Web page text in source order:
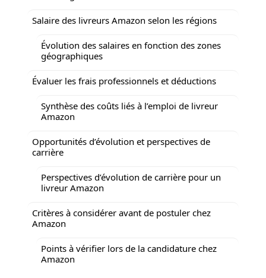
Salaire des livreurs Amazon selon les régions
Évolution des salaires en fonction des zones
géographiques
Évaluer les frais professionnels et déductions
Synthèse des coûts liés à l’emploi de livreur
Amazon
Opportunités d’évolution et perspectives de
carrière
Perspectives d’évolution de carrière pour un
livreur Amazon
Critères à considérer avant de postuler chez
Amazon
Points à vérifier lors de la candidature chez
Amazon